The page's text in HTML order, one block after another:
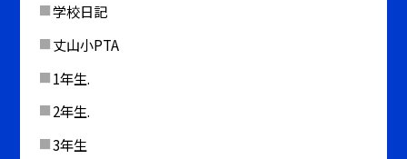
学校日記
丈山小PTA
1年生.
2年生.
3年生